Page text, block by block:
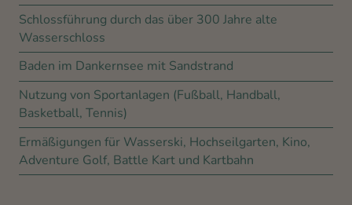
Schlossführung durch das über 300 Jahre alte
Wasserschloss
Baden im Dankernsee mit Sandstrand
Nutzung von Sportanlagen (Fußball, Handball,
Basketball, Tennis)
Ermäßigungen für Wasserski, Hochseilgarten, Kino,
Adventure Golf, Battle Kart und Kartbahn